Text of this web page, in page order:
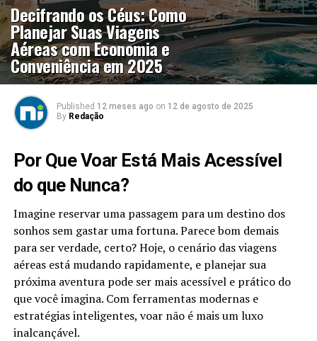
Decifrando os Céus: Como
Planejar Suas Viagens
Aéreas com Economia e
Conveniência em 2025
Published 12 meses ago on 12 de agosto de 2025
By Redação
Por Que Voar Está Mais Acessível
do que Nunca?
Imagine reservar uma passagem para um destino dos
sonhos sem gastar uma fortuna. Parece bom demais
para ser verdade, certo? Hoje, o cenário das viagens
aéreas está mudando rapidamente, e planejar sua
próxima aventura pode ser mais acessível e prático do
que você imagina. Com ferramentas modernas e
estratégias inteligentes, voar não é mais um luxo
inalcançável.